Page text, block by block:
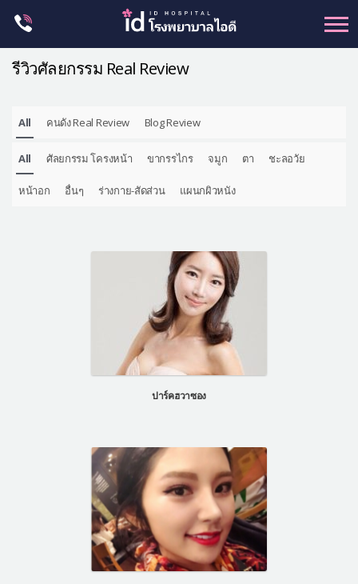
ศัลยกรรม โครงหน้า
ขากรรไกร
จมูก
แนะนำโรงพยาบาลไอดี
ศัลยกรรมอย่างปลอดภัย
รีวิวศัลยกรรม Real Review
All คนดัง Real Review Blog Review
All ศัลยกรรม โครงหน้า ขากรรไกร จมูก ตา ชะลอวัย
หน้าอก อื่นๆ ร่างกาย-สัดส่วน แผนกผิวหนัง
ปาร์คฮวาซอง